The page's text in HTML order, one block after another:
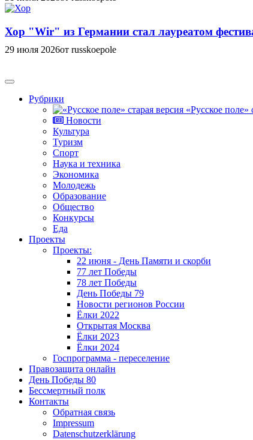
Хор "Wir" из Германии стал лауреатом
29 июля 2026от russkoepole
Рубрики
«Русское поле»
Новости
Культура
Туризм
Спорт
Наука и техника
Экономика
Молодежь
Образование
Общество
Конкурсы
Еда
Проекты
Проекты:
22 июня - День Памяти и скорби
77 лет Победы
78 лет Победы
День Победы 79
Новости регионов России
Ёлки 2022
Открытая Москва
Ёлки 2023
Ёлки 2024
Госпрограмма - переселение
Правозащита онлайн
День Победы 80
Бессмертный полк
Контакты
Обратная связь
Impressum
Datenschutzerklärung